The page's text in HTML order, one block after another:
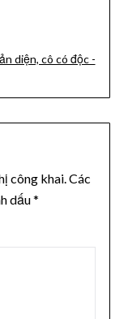
diện, cô có độc -
công khai.Các
dấu*